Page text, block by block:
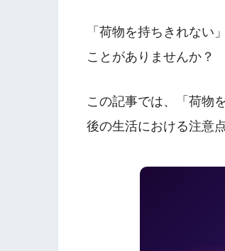
「荷物を持ちきれない
ことがありませんか？
この記事では、「荷物
後の生活における注意